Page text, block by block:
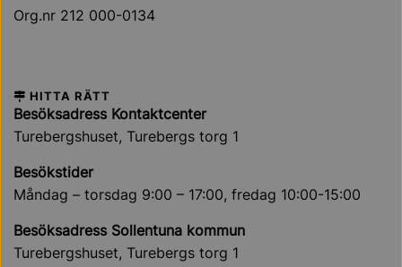
Org.nr 212 000-0134
HITTA RÄTT
Besöksadress Kontaktcenter
Turebergshuset, Turebergs torg 1
Besökstider
Måndag – torsdag 9:00 – 17:00, fredag 10:00-15:00
Besöksadress Sollentuna kommun
Turebergshuset, Turebergs torg 1